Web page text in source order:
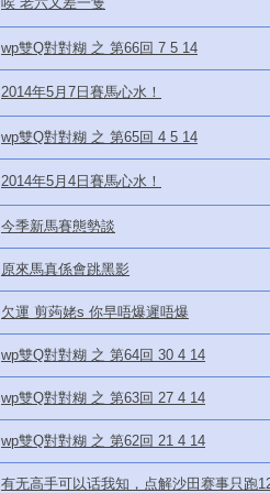
wp雙Q對對糊 之 第66回 7 5 14
2014年5月7日賽馬心水！
wp雙Q對對糊 之 第65回 4 5 14
2014年5月4日賽馬心水！
今季新馬賽態勢談
原來馬真係會跳黑影
欠運 剪蒟姥s 你早唔爆遲唔爆
wp雙Q對對糊 之 第64回 30 4 14
wp雙Q對對糊 之 第63回 27 4 14
wp雙Q對對糊 之 第62回 21 4 14
有无高手可以话我知，点解沙田赛事只跑